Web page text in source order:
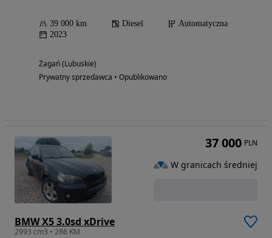
39 000 km Diesel
Automatyczna
2023
Żagań (Lubuskie)
Prywatny sprzedawca • Opublikowano
BMW X5 3.0sd xDrive
2993 cm3 • 286 KM
37 000 PLN
W granicach średniej